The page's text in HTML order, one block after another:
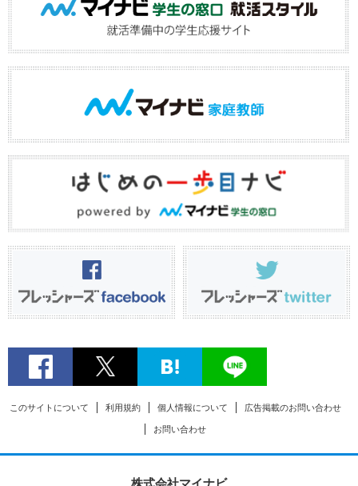
このサイトについて 利用規約 個人情報について 広告掲載のお問い合わせ
お問い合わせ
株式会社マイナビ